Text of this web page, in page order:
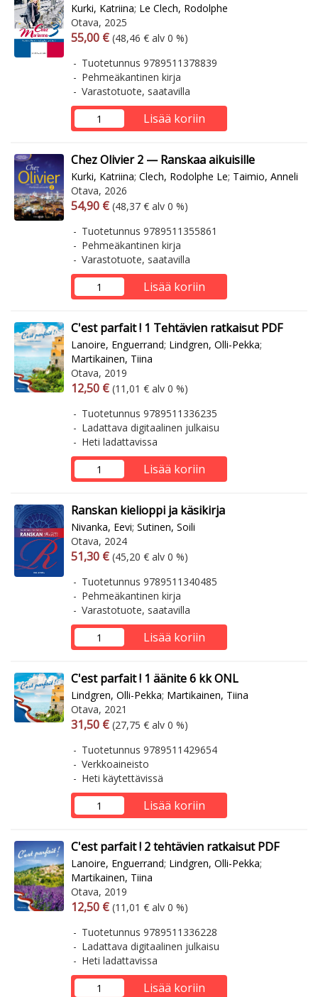
Kurki, Katriina; Le Clech, Rodolphe
Otava, 2025
Arvonlisäverollinen hinta
55,00 € Arvonlisäveroton hinta
(48,46 € alv 0 %)
Tuotetunnus 9789511378839
Pehmeäkantinen kirja
Varastotuote, saatavilla
Lisää koriin
Chez Olivier 2 — Ranskaa aikuisille
Kurki, Katriina; Clech, Rodolphe Le; Taimio, Anneli
Otava, 2026
Arvonlisäverollinen hinta
54,90 € Arvonlisäveroton hinta
(48,37 € alv 0 %)
Tuotetunnus 9789511355861
Pehmeäkantinen kirja
Varastotuote, saatavilla
Lisää koriin
C'est parfait ! 1 Tehtävien ratkaisut PDF
Lanoire, Enguerrand; Lindgren, Olli-Pekka;
Martikainen, Tiina
Otava, 2019
Arvonlisäverollinen hinta
12,50 € Arvonlisäveroton hinta
(11,01 € alv 0 %)
Tuotetunnus 9789511336235
Ladattava digitaalinen julkaisu
Heti ladattavissa
Lisää koriin
Ranskan kielioppi ja käsikirja
Nivanka, Eevi; Sutinen, Soili
Otava, 2024
Arvonlisäverollinen hinta
51,30 € Arvonlisäveroton hinta
(45,20 € alv 0 %)
Tuotetunnus 9789511340485
Pehmeäkantinen kirja
Varastotuote, saatavilla
Lisää koriin
C'est parfait ! 1 äänite 6 kk ONL
Lindgren, Olli-Pekka; Martikainen, Tiina
Otava, 2021
Arvonlisäverollinen hinta
31,50 € Arvonlisäveroton hinta
(27,75 € alv 0 %)
Tuotetunnus 9789511429654
Verkkoaineisto
Heti käytettävissä
Lisää koriin
C'est parfait ! 2 tehtävien ratkaisut PDF
Lanoire, Enguerrand; Lindgren, Olli-Pekka;
Martikainen, Tiina
Otava, 2019
Arvonlisäverollinen hinta
12,50 € Arvonlisäveroton hinta
(11,01 € alv 0 %)
Tuotetunnus 9789511336228
Ladattava digitaalinen julkaisu
Heti ladattavissa
Lisää koriin